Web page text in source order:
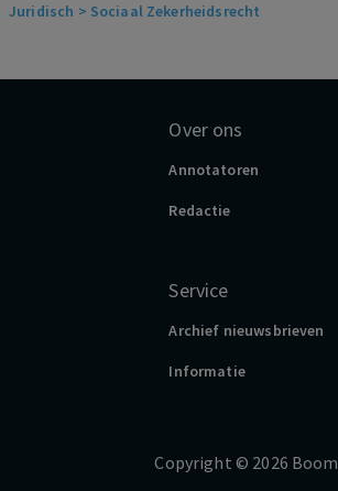
Juridisch > Sociaal Zekerheidsrecht
Over ons
Annotatoren
Redactie
Service
Archief nieuwsbrieven
Informatie
Copyright ©️ 2026 Boom